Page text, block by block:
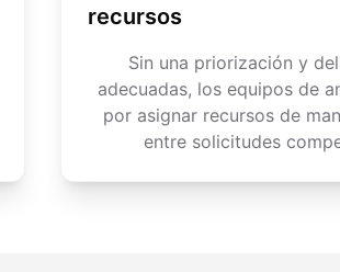
recursos
Sin una priorización y
adecuadas, los equipos de
por asignar recursos de
entre solicitudes